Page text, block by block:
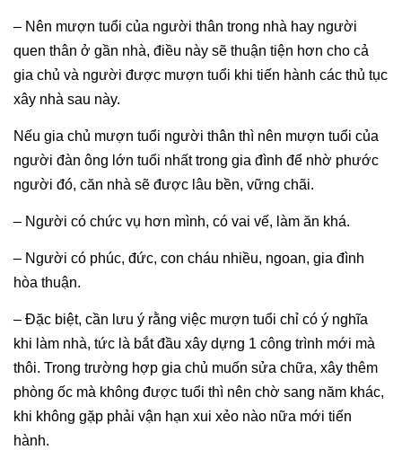
– Nên mượn tuổi của người thân trong nhà hay người
quen thân ở gần nhà, điều này sẽ thuận tiện hơn cho cả
gia chủ và người được mượn tuổi khi tiến hành các thủ tục
xây nhà sau này.
Nếu gia chủ mượn tuổi người thân thì nên mượn tuổi của
người đàn ông lớn tuổi nhất trong gia đình để nhờ phước
người đó, căn nhà sẽ được lâu bền, vững chãi.
– Người có chức vụ hơn mình, có vai vế, làm ăn khá.
– Người có phúc, đức, con cháu nhiều, ngoan, gia đình
hòa thuận.
– Đặc biệt, cần lưu ý rằng việc mượn tuổi chỉ có ý nghĩa
khi làm nhà, tức là bắt đầu xây dựng 1 công trình mới mà
thôi. Trong trường hợp gia chủ muốn sửa chữa, xây thêm
phòng ốc mà không được tuổi thì nên chờ sang năm khác,
khi không gặp phải vận hạn xui xẻo nào nữa mới tiến
hành.